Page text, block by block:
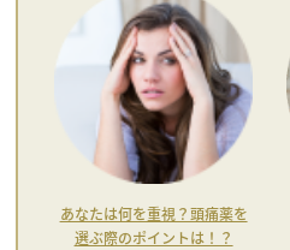
あなたは何を重視？頭痛薬を
選ぶ際のポイントは！？